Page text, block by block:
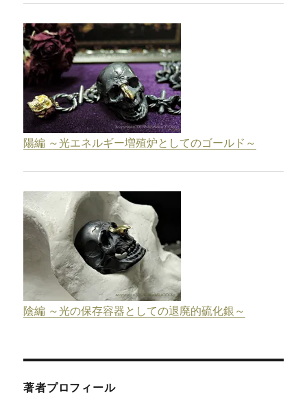
陽編 ～光エネルギー増殖炉としてのゴールド～
陰編 ～光の保存容器としての退廃的硫化銀～
著者プロフィール